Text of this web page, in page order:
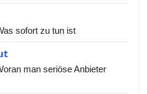
sofort zu tun ist
man seriöse Anbieter